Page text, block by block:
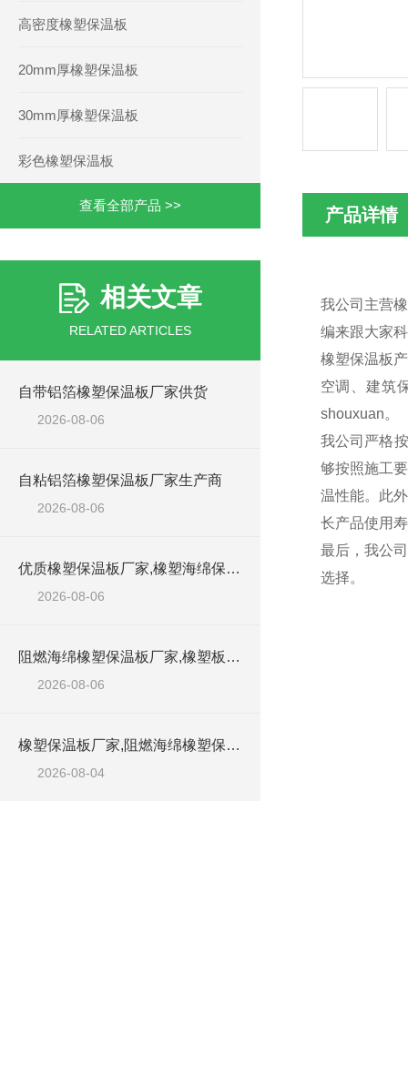
高密度橡塑保温板
20mm厚橡塑保温板
30mm厚橡塑保温板
彩色橡塑保温板
查看全部产品 >>
相关文章
RELATED ARTICLES
自带铝箔橡塑保温板厂家供货
2026-08-06
自粘铝箔橡塑保温板厂家生产商
2026-08-06
优质橡塑保温板厂家,橡塑海绵保温材料供货商
2026-08-06
阻燃海绵橡塑保温板厂家,橡塑板厂家销售点
2026-08-06
橡塑保温板厂家,阻燃海绵橡塑保温板厂家出售
2026-08-04
产品详情
我公司主营
编来跟大家
橡塑保温板
空调、建筑
shouxuan。
我公司严格
够按照施工
温性能。此
长产品使用
最后，我公
选择。